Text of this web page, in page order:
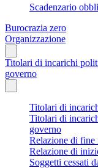
Scadenzario
Burocrazia zero
Organizzazione
Titolari di incarichi
governo
Titolari di
Titolari di
governo
Relazione di fine
Relazione di
Soggetti cessati